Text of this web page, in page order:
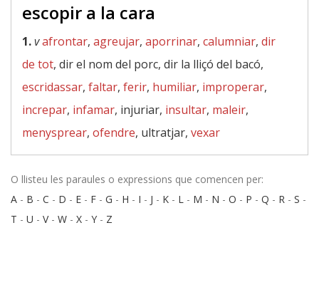
escopir a la cara
1.vafrontar, agreujar, aporrinar, calumniar, dir
de tot, dir el nom del porc, dir la lliçó del bacó,
escridassar, faltar, ferir, humiliar, improperar,
increpar, infamar, injuriar, insultar, maleir,
menysprear, ofendre, ultratjar, vexar
O llisteu les paraules o expressions que comencen per:
A - B - C - D - E - F - G - H - I - J - K - L - M - N - O - P - Q - R - S -
T - U - V- W - X - Y - Z